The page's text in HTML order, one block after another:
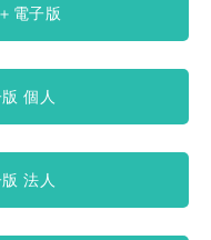
電子版
個人
法人